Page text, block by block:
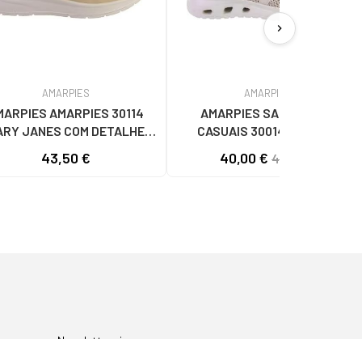
AMARPIES
AMARPIES 30114
JANES COM DETALHE
43,50 €
AMARPIES
AMARPIES SAPATILHAS
CASUAIS 30014 PLATINA
40,00 € 49,95 €
chevron_right